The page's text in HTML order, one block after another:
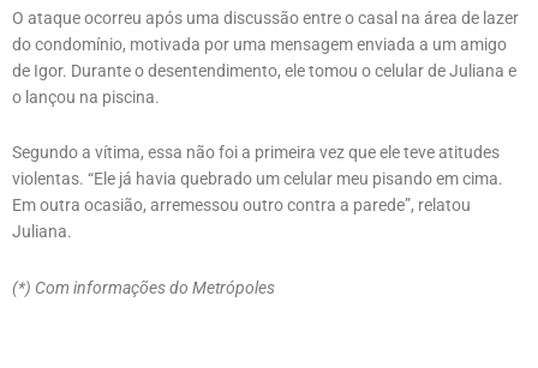
O ataque ocorreu após uma discussão entre o casal na área de lazer
do condomínio, motivada por uma mensagem enviada a um amigo
de Igor. Durante o desentendimento, ele tomou o celular de Juliana e
o lançou na piscina.
Segundo a vítima, essa não foi a primeira vez que ele teve atitudes
violentas. “Ele já havia quebrado um celular meu pisando em cima.
Em outra ocasião, arremessou outro contra a parede”, relatou
Juliana.
(*) Com informações do Metrópoles